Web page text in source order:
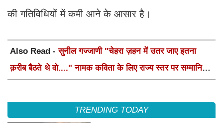
की गतिविधियों में कमी आने के आसार है।
Also Read -सुनील गज्जाणी "चेहरा ज़हन में उतर जाए इतना
क़रीब बैठते थे वो...." नामक कविता के लिए राज्य स्तर पर सम्मानित
TRENDING TODAY